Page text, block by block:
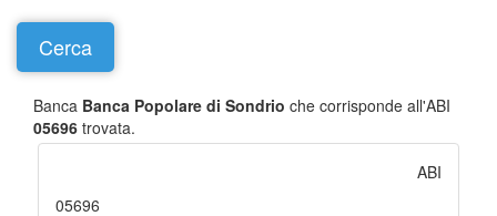
Banca Banca Popolare di Sondrio che corrisponde all'ABI
05696 trovata.
ABI
05696